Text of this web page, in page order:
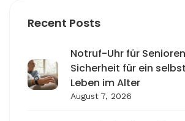
Recent Posts
Notruf-Uhr für
Sicherheit für ein
Leben im Alter
August 7, 2026